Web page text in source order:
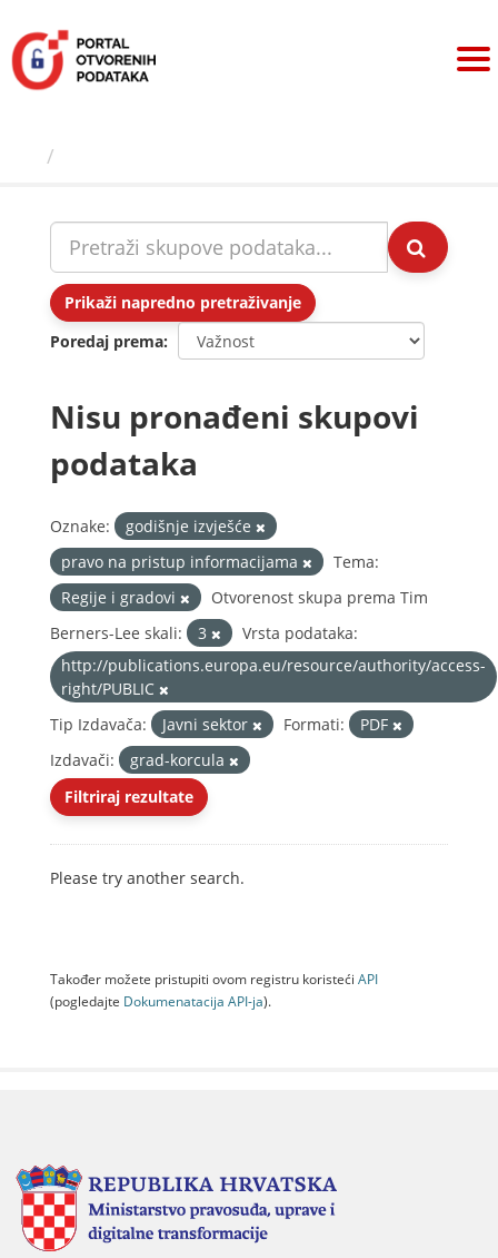
sadržaj
Prikaži napredno pretraživanje
Poredaj prema
Nisu pronađeni skupovi
podataka
Oznake:
godišnje izvješće
pravo na pristup informacijama
Tema:
Regije i gradovi
Otvorenost skupa prema Tim
Berners-Lee skali:
3
Vrsta podataka:
http://publications.europa.eu/resource/authority/access-
right/PUBLIC
Tip Izdavača:
Javni sektor Formati:
PDF
Izdavači:
grad-korcula
Filtriraj rezultate
Please try another search.
Također možete pristupiti ovom registru koristeći API
(pogledajte Dokumenаtаcijа API-jа).